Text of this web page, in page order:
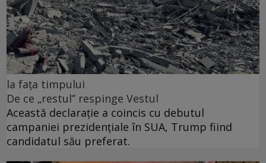
la fața timpului
De ce „restul” respinge Vestul
Această declarație a coincis cu debutul
campaniei prezidențiale în SUA, Trump fiind
candidatul său preferat.